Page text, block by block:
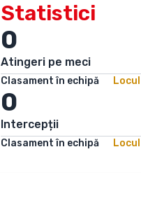
Statistici
0
Atingeri pe meci
Clasament în echipă Locul
0
Intercepții
Clasament în echipă Locul